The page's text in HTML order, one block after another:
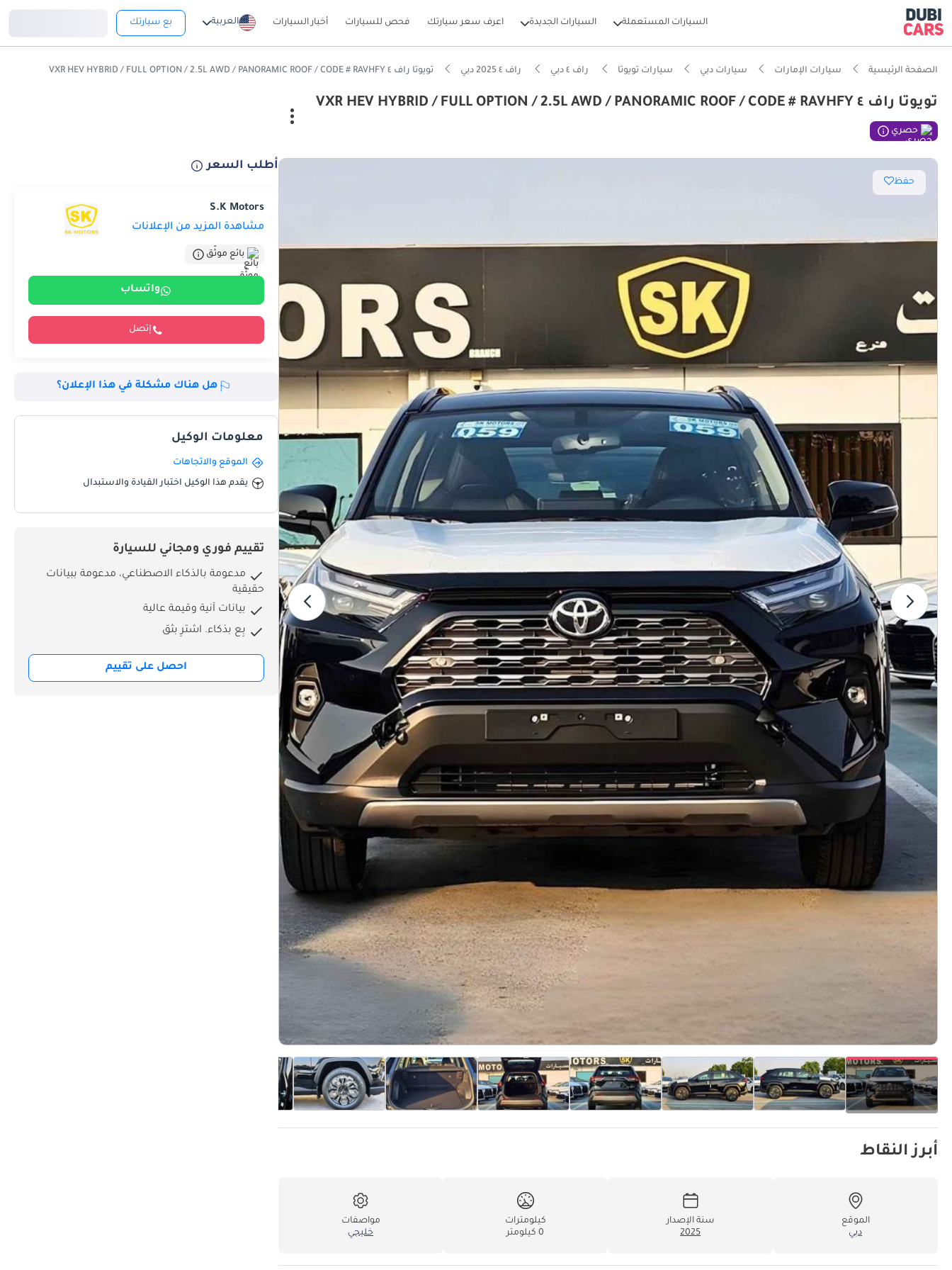
السيارات المستعملة السيارات الجديدة اعرف سعر سيارتك فحص للسيارات أخبار السيارات العربية بع سيارتك
الصفحة الرئيسية سيارات الإمارات سيارات دبي سيارات تويوتا راف ٤ دبي راف ٤ 2025 دبي تويوتا راف ٤ VXR HEV HYBRID / FULL OPTION / 2.5L AWD / PANORAMIC ROOF / CODE # RAVHFY
تويوتا راف ٤ VXR HEV HYBRID / FULL OPTION / 2.5L AWD / PANORAMIC ROOF / CODE # RAVHFY
حصري
حفظ
أبرز النقاط
الموقع
دبي
سنة الإصدار
2025
كيلومترات
0 كيلومتر
مواصفات
خليجي
أطلب السعر
S.K Motors
مشاهدة المزيد من الإعلانات
بائع موثّق
واتساب
إتصل
هل هناك مشكلة في هذا الإعلان؟
معلومات الوكيل
الموقع والاتجاهات
يقدم هذا الوكيل اختبار القيادة والاستبدال
تقييم فوري ومجاني للسيارة
مدعومة بالذكاء الاصطناعي، مدعومة ببيانات
حقيقية
بيانات آنية وقيمة عالية
بِع بذكاء. اشترِ بثق
احصل على تقييم